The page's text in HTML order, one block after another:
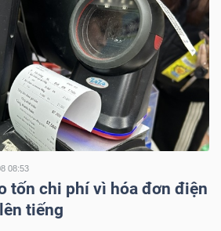
08:53
tốn chi phí vì hóa đơn điện
tiếng